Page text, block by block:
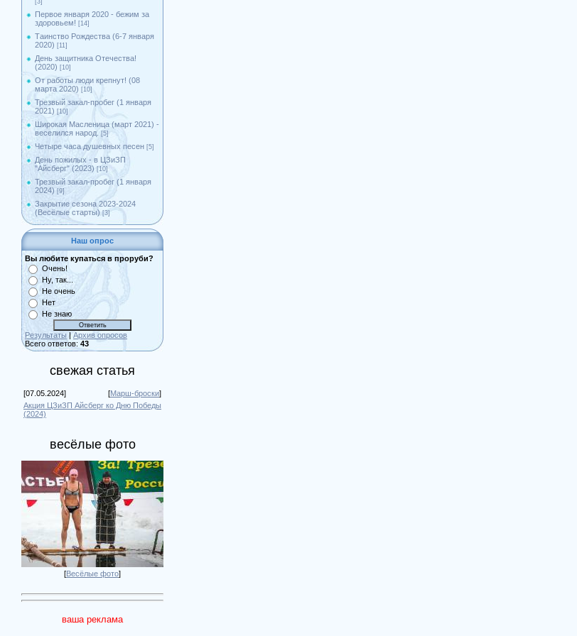
[3]
Первое января 2020 - бежим за
здоровьем! [14]
Таинство Рождества (6-7 января
2020) [11]
День защитника Отечества!
(2020) [10]
От работы люди крепнут! (08
марта 2020) [10]
Трезвый закал-пробег (1 января
2021) [10]
Широкая Масленица (март 2021) -
веселился народ.
[5]
Четыре часа душевных песен [5]
День пожилых - в ЦЗиЗП
"Айсберг" (2023) [10]
Трезвый закал-пробег (1 января
2024) [9]
Закрытие сезона 2023-2024
(Весёлые старты) [3]
Наш опрос
Вы любите купаться в проруби?
Очень!
Ну, так...
Не очень
Нет
Не знаю
Результаты | Архив опросов
Всего ответов: 43
свежая статья
[07.05.2024] [Марш-броски]
Акция ЦЗиЗП Айсберг ко Дню Победы
(2024)
весёлые фото
[Весёлые фото]
ваша реклама